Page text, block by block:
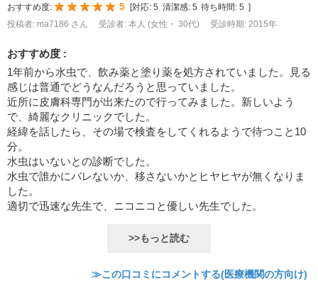
おすすめ度: 5 対応: 5 清潔感: 5 待ち時間: 5
投稿者: ma7186 さん
受診者: 本人 (女性・ 30代) 受診時期: 2015年
おすすめ度 :
1年前から水虫で、飲み薬と塗り薬を処方されていました。見る
感じは普通でどうなんだろうと思っていました。
近所に皮膚科専門が出来たので行ってみました。新しいよう
で、綺麗なクリニックでした。
経緯を話したら、その場で検査をしてくれるようで待つこと10
分。
水虫はいないとの診断でした。
水虫で誰かにバレないか、移さないかとヒヤヒヤが無くなりま
した。
適切で迅速な先生で、ニコニコと優しい先生でした。
>>もっと読む
≫この口コミにコメントする(医療機関の方向け)